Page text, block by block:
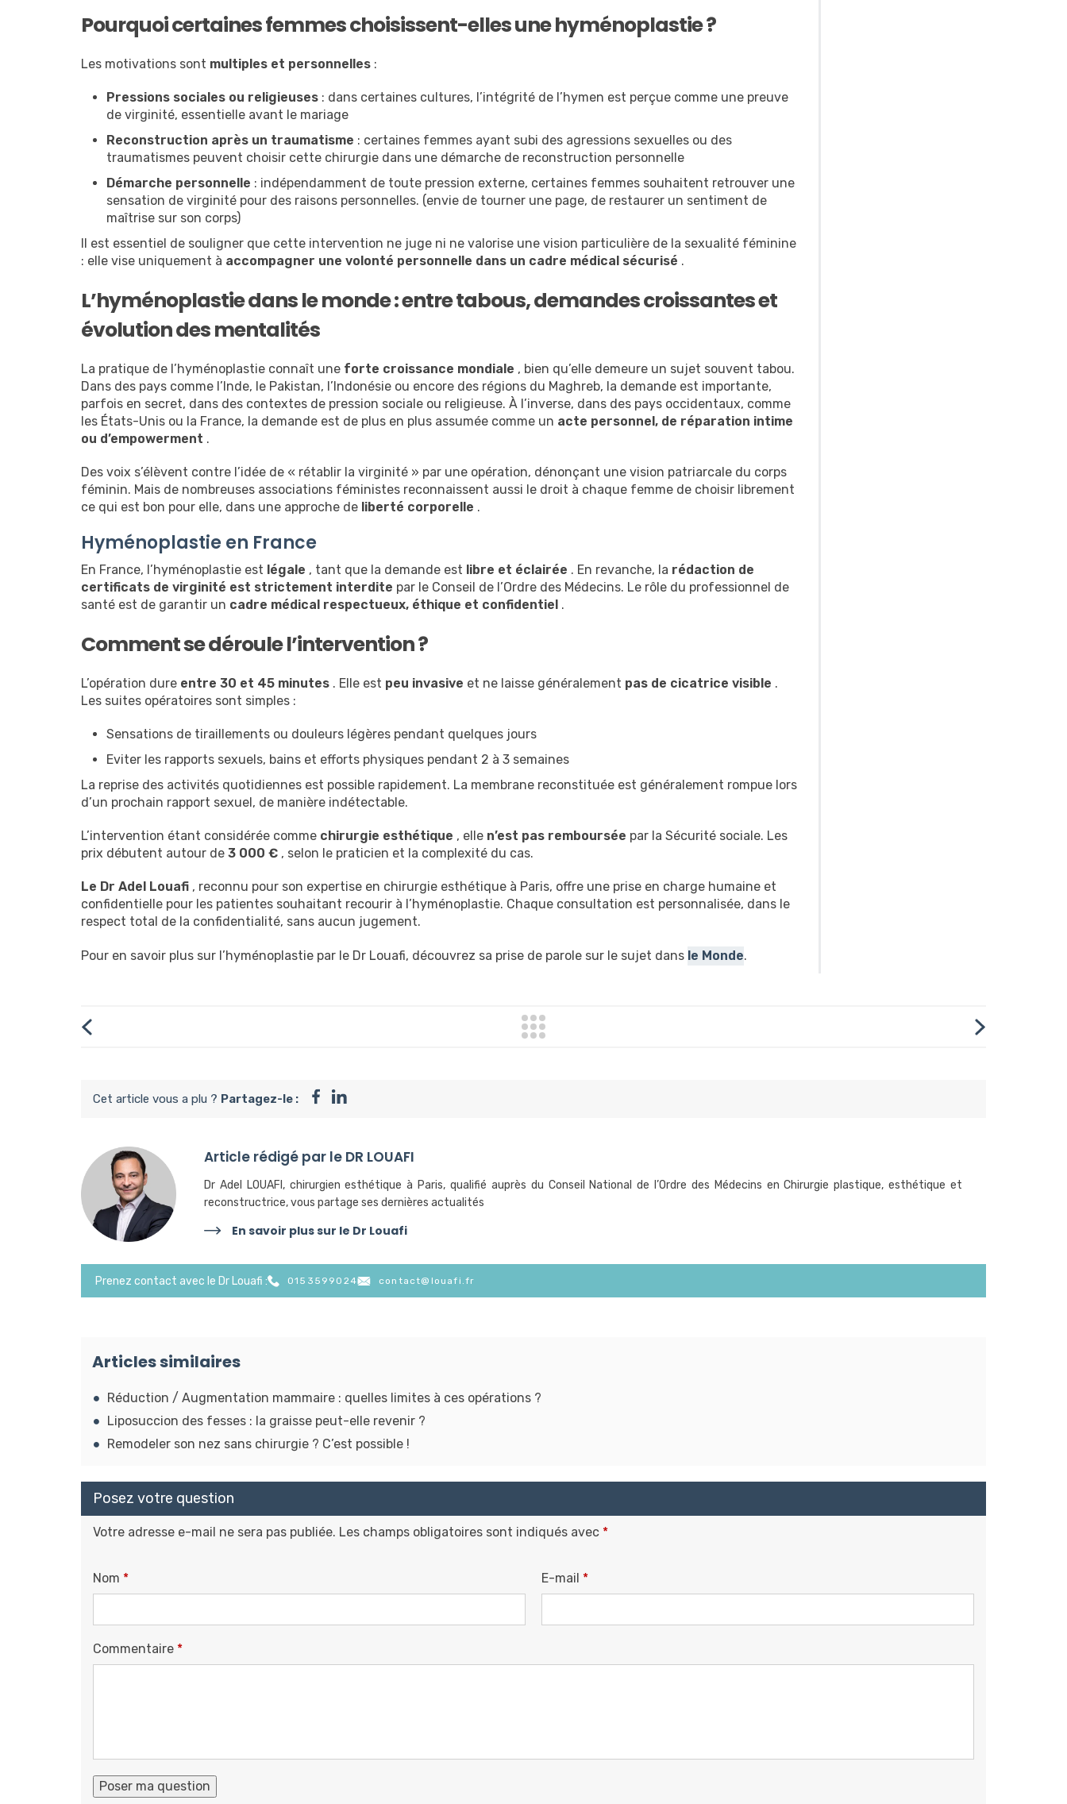
Pourquoi certaines femmes choisissent-elles une hyménoplastie ?
Les motivations sont multiples et personnelles :
Pressions sociales ou religieuses : dans certaines cultures, l’intégrité de l’hymen est perçue comme une preuve
de virginité, essentielle avant le mariage
Reconstruction après un traumatisme : certaines femmes ayant subi des agressions sexuelles ou des
traumatismes peuvent choisir cette chirurgie dans une démarche de reconstruction personnelle
Démarche personnelle : indépendamment de toute pression externe, certaines femmes souhaitent retrouver une
sensation de virginité pour des raisons personnelles. (envie de tourner une page, de restaurer un sentiment de
maîtrise sur son corps)
Il est essentiel de souligner que cette intervention ne juge ni ne valorise une vision particulière de la sexualité féminine
: elle vise uniquement à accompagner une volonté personnelle dans un cadre médical sécurisé .
L’hyménoplastie dans le monde : entre tabous, demandes croissantes et
évolution des mentalités
La pratique de l’hyménoplastie connaît une forte croissance mondiale , bien qu’elle demeure un sujet souvent tabou.
Dans des pays comme l’Inde, le Pakistan, l’Indonésie ou encore des régions du Maghreb, la demande est importante,
parfois en secret, dans des contextes de pression sociale ou religieuse. À l’inverse, dans des pays occidentaux, comme
les États-Unis ou la France, la demande est de plus en plus assumée comme un acte personnel, de réparation intime
ou d’empowerment .
Des voix s’élèvent contre l’idée de « rétablir la virginité » par une opération, dénonçant une vision patriarcale du corps
féminin. Mais de nombreuses associations féministes reconnaissent aussi le droit à chaque femme de choisir librement
ce qui est bon pour elle, dans une approche de liberté corporelle .
Hyménoplastie en France
En France, l’hyménoplastie est légale , tant que la demande est libre et éclairée . En revanche, la rédaction de
certificats de virginité est strictement interdite par le Conseil de l’Ordre des Médecins. Le rôle du professionnel de
santé est de garantir un cadre médical respectueux, éthique et confidentiel .
Comment se déroule l’intervention ?
L’opération dure entre 30 et 45 minutes . Elle est peu invasive et ne laisse généralement pas de cicatrice visible .
Les suites opératoires sont simples :
Sensations de tiraillements ou douleurs légères pendant quelques jours
Eviter les rapports sexuels, bains et efforts physiques pendant 2 à 3 semaines
La reprise des activités quotidiennes est possible rapidement. La membrane reconstituée est généralement rompue lors
d’un prochain rapport sexuel, de manière indétectable.
L’intervention étant considérée comme chirurgie esthétique , elle n’est pas remboursée par la Sécurité sociale. Les
prix débutent autour de 3 000 € , selon le praticien et la complexité du cas.
Le Dr Adel Louafi , reconnu pour son expertise en chirurgie esthétique à Paris, offre une prise en charge humaine et
confidentielle pour les patientes souhaitant recourir à l’hyménoplastie. Chaque consultation est personnalisée, dans le
respect total de la confidentialité, sans aucun jugement.
Pour en savoir plus sur l’hyménoplastie par le Dr Louafi, découvrez sa prise de parole sur le sujet dans le Monde.
Cet article vous a plu ? Partagez-le :
Article rédigé par le DR LOUAFI
Dr Adel LOUAFI, chirurgien esthétique à Paris, qualifié auprès du Conseil National de l’Ordre des Médecins en Chirurgie plastique, esthétique et
reconstructrice, vous partage ses dernières actualités
En savoir plus sur le Dr Louafi
Prenez contact avec le Dr Louafi : 0153599024 contact@louafi.fr
Articles similaires
Réduction / Augmentation mammaire : quelles limites à ces opérations ?
Liposuccion des fesses : la graisse peut-elle revenir ?
Remodeler son nez sans chirurgie ? C’est possible !
Posez votre question
Votre adresse e-mail ne sera pas publiée. Les champs obligatoires sont indiqués avec *
Nom * E-mail *
Commentaire *